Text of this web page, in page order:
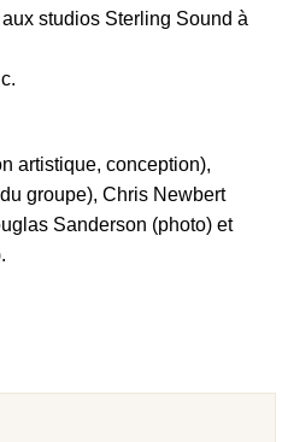
studios Sterling Sound à
artistique, conception),
groupe), Chris Newbert
Sanderson (photo) et